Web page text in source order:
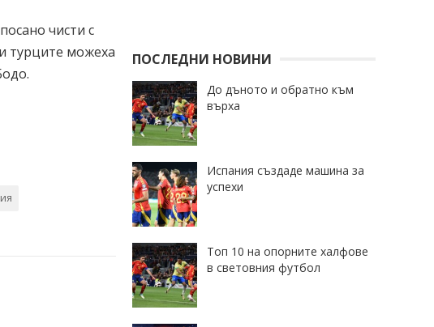
чисти с
турците можеха
ПОСЛЕДНИ НОВИНИ
До дъното и обратно към
върха
Испания създаде машина за
успехи
Топ 10 на опорните халфове
в световния футбол